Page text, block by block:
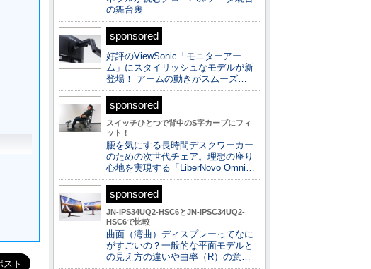
の舞台裏
sponsored
好評のViewSonic「モニターアー
ム」にスタイリッシュなモデルが新
登場！ アームの動きがスムーズ…
sponsored
スイッチひとつで背中のS字カーブにフィ
ット！
腰を気にする長時間デスクワーカー
のための次世代チェア。理想の座り
心地を実現する「LiberNovo Omni…
sponsored
JN-IPS34UQ2-HSC6とJN-IPSC34UQ2-
HSC6で比較
曲面（湾曲）ディスプレーってなに
がすごいの？一般的な平面モデルと
の見え方の違いや曲率（R）の意…